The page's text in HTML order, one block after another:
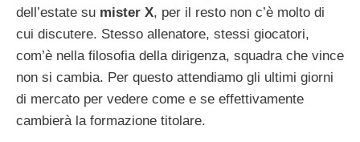
dell’estate su mister X, per il resto non c’è molto di
cui discutere. Stesso allenatore, stessi giocatori,
com’è nella filosofia della dirigenza, squadra che vince
non si cambia. Per questo attendiamo gli ultimi giorni
di mercato per vedere come e se effettivamente
cambierà la formazione titolare.